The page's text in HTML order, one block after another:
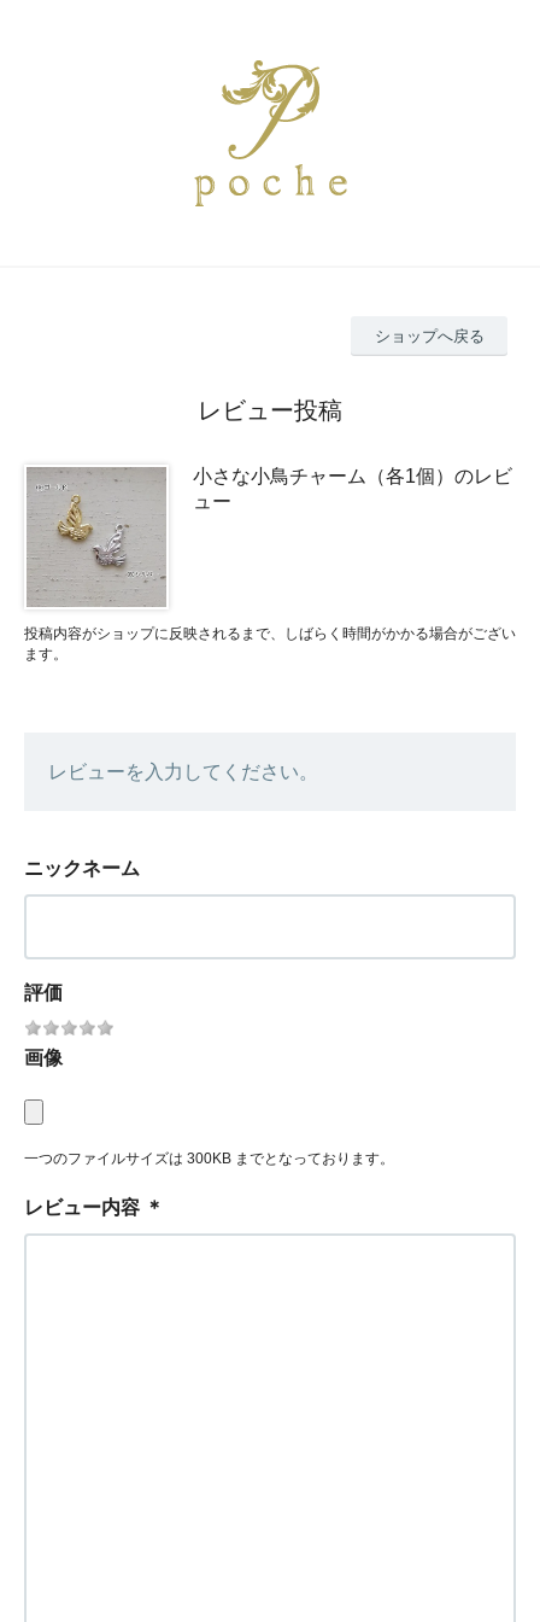
ショップへ戻る
レビュー投稿
小さな小鳥チャーム（各1個）のレビ
ュー
投稿内容がショップに反映されるまで、しばらく時間がかかる場合がござい
ます。
レビューを入力してください。
ニックネーム
評価
画像
一つのファイルサイズは 300KB までとなっております。
レビュー内容 ＊